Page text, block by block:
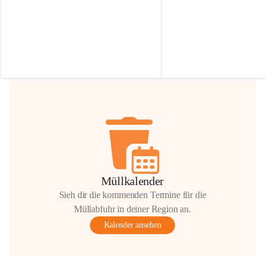
Hilfsbereitschaft!
Müllkalender
Sieh dir die kommenden Termine für die
Müllabfuhr in deiner Region an.
Kalender ansehen